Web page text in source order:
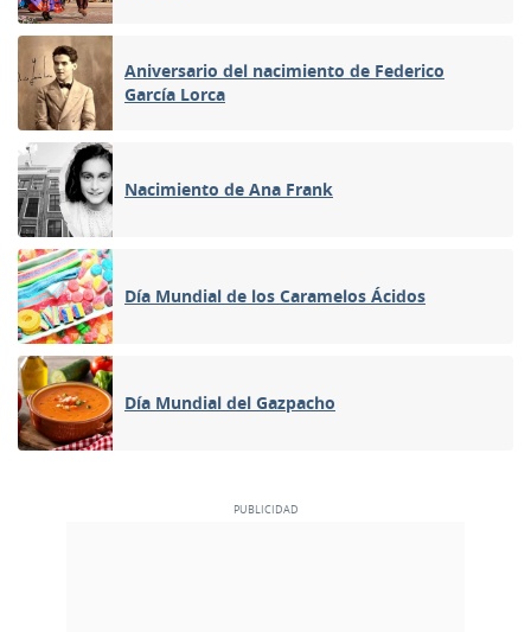
Aniversario del nacimiento de Federico
García Lorca
Nacimiento de Ana Frank
Día Mundial de los Caramelos Ácidos
Día Mundial del Gazpacho